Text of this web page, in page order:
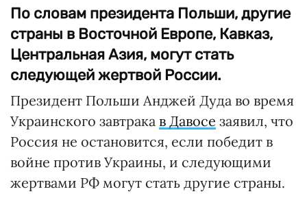
По словам президента Польши, другие
страны в Восточной Европе, Кавказ,
Центральная Азия, могут стать
следующей жертвой России.
Президент Польши Анджей Дуда во время
Украинского завтрака в Давосе заявил, что
Россия не остановится, если победит в
войне против Украины, и следующими
жертвами РФ могут стать другие страны.